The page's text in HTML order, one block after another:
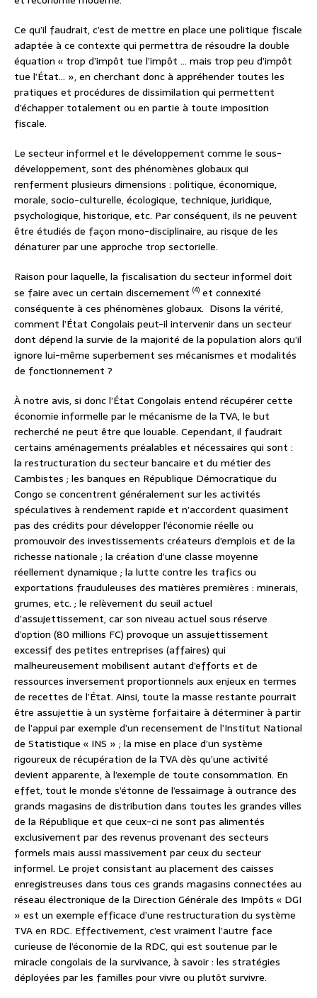
Ce qu’il faudrait, c’est de mettre en place une politique fiscale
adaptée à ce contexte qui permettra de résoudre la double
équation « trop d’impôt tue l’impôt … mais trop peu d’impôt
tue l’État… », en cherchant donc à appréhender toutes les
pratiques et procédures de dissimilation qui permettent
d’échapper totalement ou en partie à toute imposition
fiscale.
Le secteur informel et le développement comme le sous-
développement, sont des phénomènes globaux qui
renferment plusieurs dimensions : politique, économique,
morale, socio-culturelle, écologique, technique, juridique,
psychologique, historique, etc. Par conséquent, ils ne peuvent
être étudiés de façon mono-disciplinaire, au risque de les
dénaturer par une approche trop sectorielle.
Raison pour laquelle, la fiscalisation du secteur informel doit
se faire avec un certain discernement (4) et connexité
conséquente à ces phénomènes globaux. Disons la vérité,
comment l’État Congolais peut-il intervenir dans un secteur
dont dépend la survie de la majorité de la population alors qu’il
ignore lui-même superbement ses mécanismes et modalités
de fonctionnement ?
À notre avis, si donc l’État Congolais entend récupérer cette
économie informelle par le mécanisme de la TVA, le but
recherché ne peut être que louable. Cependant, il faudrait
certains aménagements préalables et nécessaires qui sont :
la restructuration du secteur bancaire et du métier des
Cambistes ; les banques en République Démocratique du
Congo se concentrent généralement sur les activités
spéculatives à rendement rapide et n’accordent quasiment
pas des crédits pour développer l’économie réelle ou
promouvoir des investissements créateurs d’emplois et de la
richesse nationale ; la création d’une classe moyenne
réellement dynamique ; la lutte contre les trafics ou
exportations frauduleuses des matières premières : minerais,
grumes, etc. ; le relèvement du seuil actuel
d’assujettissement, car son niveau actuel sous réserve
d’option (80 millions FC) provoque un assujettissement
excessif des petites entreprises (affaires) qui
malheureusement mobilisent autant d’efforts et de
ressources inversement proportionnels aux enjeux en termes
de recettes de l’État. Ainsi, toute la masse restante pourrait
être assujettie à un système forfaitaire à déterminer à partir
de l’appui par exemple d’un recensement de l’Institut National
de Statistique « INS » ; la mise en place d’un système
rigoureux de récupération de la TVA dès qu’une activité
devient apparente, à l’exemple de toute consommation. En
effet, tout le monde s’étonne de l’essaimage à outrance des
grands magasins de distribution dans toutes les grandes villes
de la République et que ceux-ci ne sont pas alimentés
exclusivement par des revenus provenant des secteurs
formels mais aussi massivement par ceux du secteur
informel. Le projet consistant au placement des caisses
enregistreuses dans tous ces grands magasins connectées au
réseau électronique de la Direction Générale des Impôts « DGI
» est un exemple efficace d’une restructuration du système
TVA en RDC. Effectivement, c’est vraiment l’autre face
curieuse de l’économie de la RDC, qui est soutenue par le
miracle congolais de la survivance, à savoir : les stratégies
déployées par les familles pour vivre ou plutôt survivre.